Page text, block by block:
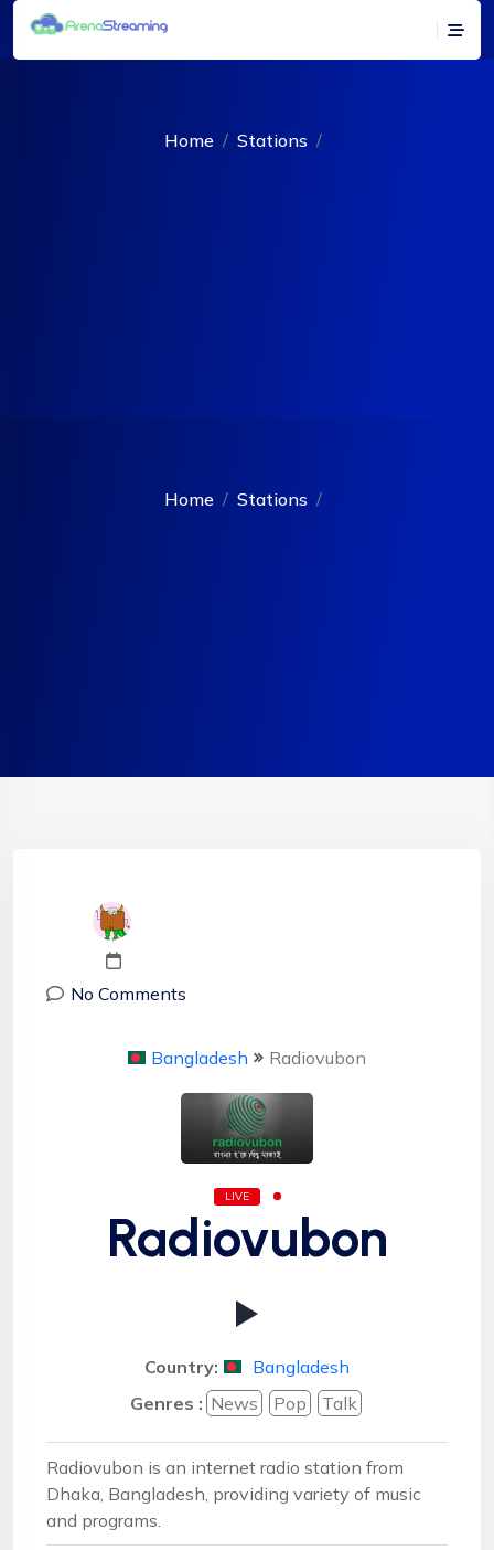
Home Stations
Home Stations
No Comments
Bangladesh Radiovubon
LIVE
Radiovubon
Country:
Bangladesh
Genres : News Pop Talk
Radiovubon is an internet radio station from
Dhaka, Bangladesh, providing variety of music
and programs.